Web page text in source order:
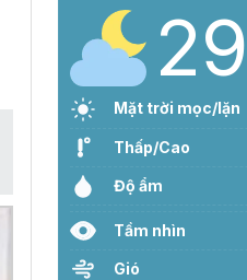
Mặt trời mọc/lặn
Thấp/Cao
Độ ẩm
Tầm nhìn
Gió